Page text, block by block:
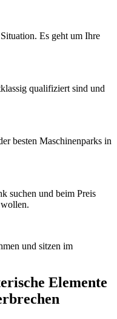
Es geht um Ihre
qualifiziert sind und
besten Maschinenparks in
suchen und beim Preis
und sitzen im
Elemente